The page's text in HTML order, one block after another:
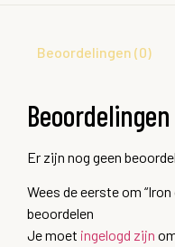
Beoordelingen (0)
Beoordelingen
Er zijn nog geen
Wees de eerste om
beoordelen
Je moet ingelogd zijn